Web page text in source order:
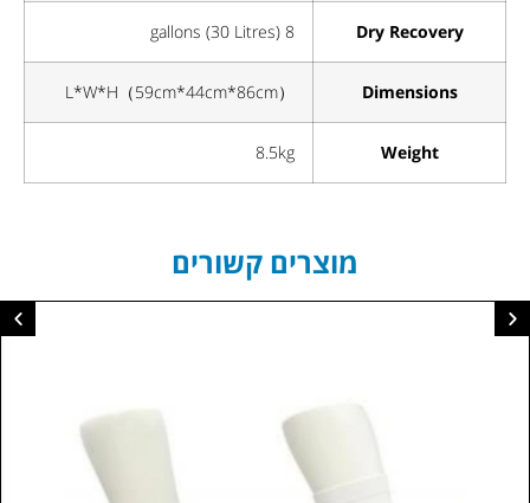
Dry Recovery
8 gallons (30 Litres)
Dimensions
L*W*H（59cm*44cm*86cm）
Weight
8.5kg
מוצרים קשורים